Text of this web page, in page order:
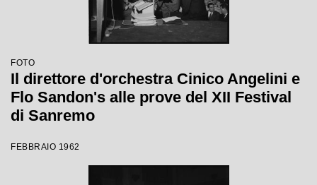
FOTO
Il direttore d'orchestra Cinico Angelini e
Flo Sandon's alle prove del XII Festival
di Sanremo
FEBBRAIO 1962